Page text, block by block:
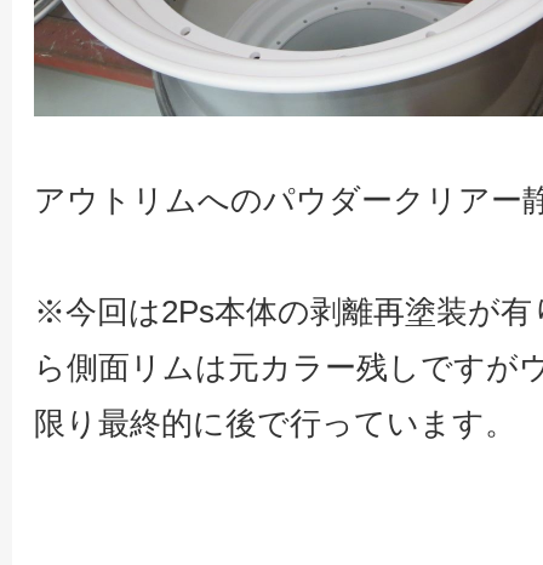
アウトリムへのパウダークリアー
※今回は2Ps本体の剥離再塗装が
ら側面リムは元カラー残しですが
限り最終的に後で行っています。